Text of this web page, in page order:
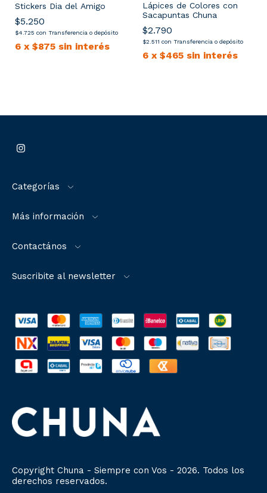
Stickers Dia del Amigo
$5.250
$4.725 con Transferencia o depósito
6 x $875 sin interés
Lápices de Colores con
Sacapuntas Chuna
$2.790
$2.511 con Transferencia o depósito
6 x $465 sin interés
Categorías
Más información
Contactános
Suscribite al newsletter
Copyright Chuna - Siempre con Vos - 2026. Todos los
derechos reservados.